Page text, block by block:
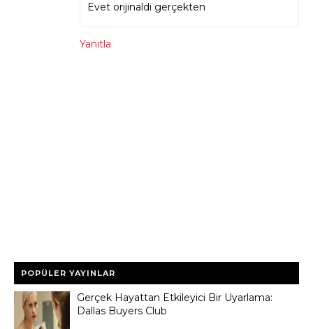
Evet orijinaldi gerçekten
Yanıtla
POPÜLER YAYINLAR
Gerçek Hayattan Etkileyici Bir Uyarlama:
Dallas Buyers Club